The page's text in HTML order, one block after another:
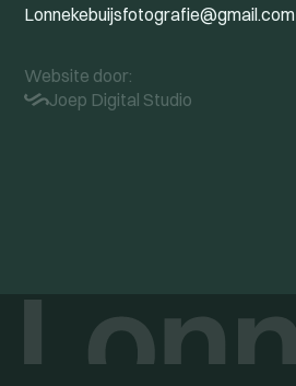
Lonnekebuijsfotografie@gmail.com
Website door:
Joep Digital Studio